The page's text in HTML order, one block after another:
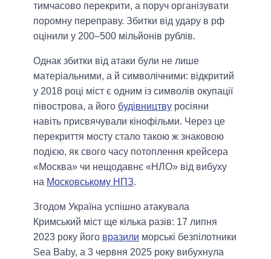
тимчасово перекрити, а поруч організувати
поромну переправу. Збитки від удару в рф
оцінили у 200–500 мільйонів рублів.
Однак збитки від атаки були не лише
матеріальними, а й символічними: відкритий
у 2018 році міст є одним із символів окупації
півострова, а його будівництву росіяни
навіть присвячували кінофільми. Через це
перекриття мосту стало такою ж знаковою
подією, як свого часу потоплення крейсера
«Москва» чи нещодавнє «НЛО» від вибуху
на Московському НПЗ.
Згодом Україна успішно атакувала
Кримський міст ще кілька разів: 17 липня
2023 року його вразили морські безпілотники
Sea Baby, а 3 червня 2025 року вибухнула